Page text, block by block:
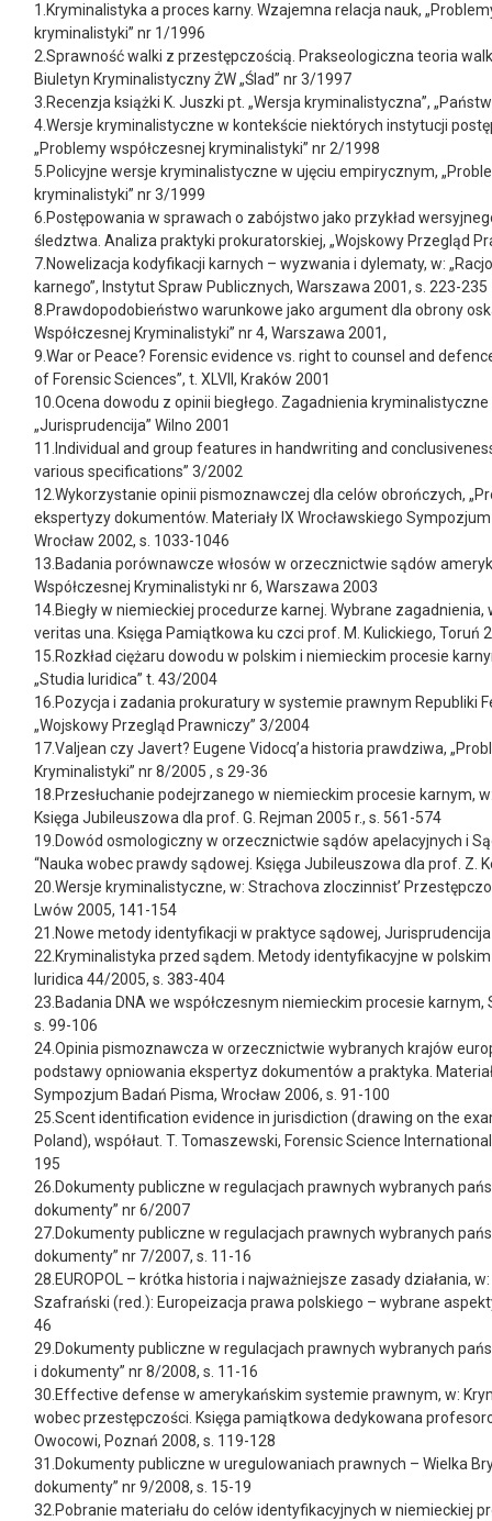
1.Kryminalistyka a proces karny. Wzajemna relacja nauk,
kryminalistyki” nr 1/1996
2.Sprawność walki z przestępczością. Prakseologiczna teoria
Biuletyn Kryminalistyczny ŻW „Ślad” nr 3/1997
3.Recenzja książki K. Juszki pt. „Wersja kryminalistyczna”,
4.Wersje kryminalistyczne w kontekście niektórych instytucji
„Problemy współczesnej kryminalistyki” nr 2/1998
5.Policyjne wersje kryminalistyczne w ujęciu empirycznym,
kryminalistyki” nr 3/1999
6.Postępowania w sprawach o zabójstwo jako przykład
śledztwa. Analiza praktyki prokuratorskiej, „Wojskowy Przegląd
7.Nowelizacja kodyfikacji karnych – wyzwania i dylematy, w:
karnego”, Instytut Spraw Publicznych, Warszawa 2001, s. 223-235
8.Prawdopodobieństwo warunkowe jako argument dla obrony
Współczesnej Kryminalistyki” nr 4, Warszawa 2001,
9.War or Peace? Forensic evidence vs. right to counsel and
of Forensic Sciences”, t. XLVII, Kraków 2001
10.Ocena dowodu z opinii biegłego. Zagadnienia
„Jurisprudencija” Wilno 2001
11.Individual and group features in handwriting and
various specifications” 3/2002
12.Wykorzystanie opinii pismoznawczej dla celów obrończych,
ekspertyzy dokumentów. Materiały IX Wrocławskiego
Wrocław 2002, s. 1033-1046
13.Badania porównawcze włosów w orzecznictwie sądów
Współczesnej Kryminalistyki nr 6, Warszawa 2003
14.Biegły w niemieckiej procedurze karnej. Wybrane
veritas una. Księga Pamiątkowa ku czci prof. M. Kulickiego, Toruń
15.Rozkład ciężaru dowodu w polskim i niemieckim procesie
„Studia Iuridica” t. 43/2004
16.Pozycja i zadania prokuratury w systemie prawnym Republiki
„Wojskowy Przegląd Prawniczy” 3/2004
17.Valjean czy Javert? Eugene Vidocq’a historia prawdziwa,
Kryminalistyki” nr 8/2005 , s 29-36
18.Przesłuchanie podejrzanego w niemieckim procesie karnym,
Księga Jubileuszowa dla prof. G. Rejman 2005 r., s. 561-574
19.Dowód osmologiczny w orzecznictwie sądów apelacyjnych i
“Nauka wobec prawdy sądowej. Księga Jubileuszowa dla prof. Z.
20.Wersje kryminalistyczne, w: Strachova zloczinnist’
Lwów 2005, 141-154
21.Nowe metody identyfikacji w praktyce sądowej,
22.Kryminalistyka przed sądem. Metody identyfikacyjne w
Iuridica 44/2005, s. 383-404
23.Badania DNA we współczesnym niemieckim procesie karnym,
s. 99-106
24.Opinia pismoznawcza w orzecznictwie wybranych krajów
podstawy opniowania ekspertyz dokumentów a praktyka.
Sympozjum Badań Pisma, Wrocław 2006, s. 91-100
25.Scent identification evidence in jurisdiction (drawing on the
Poland), współaut. T. Tomaszewski, Forensic Science
195
26.Dokumenty publiczne w regulacjach prawnych wybranych
dokumenty” nr 6/2007
27.Dokumenty publiczne w regulacjach prawnych wybranych
dokumenty” nr 7/2007, s. 11-16
28.EUROPOL – krótka historia i najważniejsze zasady działania, w:
Szafrański (red.): Europeizacja prawa polskiego – wybrane
46
29.Dokumenty publiczne w regulacjach prawnych wybranych
i dokumenty” nr 8/2008, s. 11-16
30.Effective defense w amerykańskim systemie prawnym, w:
wobec przestępczości. Księga pamiątkowa dedykowana
Owocowi, Poznań 2008, s. 119-128
31.Dokumenty publiczne w uregulowaniach prawnych – Wielka
dokumenty” nr 9/2008, s. 15-19
32.Pobranie materiału do celów identyfikacyjnych w niemieckiej